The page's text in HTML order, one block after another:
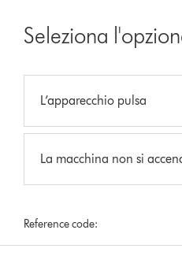
Seleziona
L’apparecchio pulsa
La macchina non si
Reference code: